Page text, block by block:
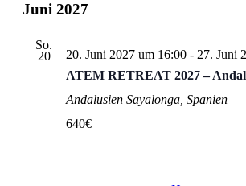
Juni 2027
So.
20
ATEM RETREAT 2027 –
20. Juni 2027 um 16:00- 27. Juni
Andalusien Sayalonga, Spanien
640€